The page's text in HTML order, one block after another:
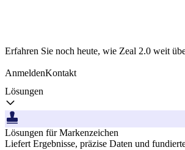
Erfahren Sie noch heute, wie Zeal 2.0 weit
AnmeldenKontakt
Lösungen
Lösungen für Markenzeichen
Liefert Ergebnisse, präzise Daten und